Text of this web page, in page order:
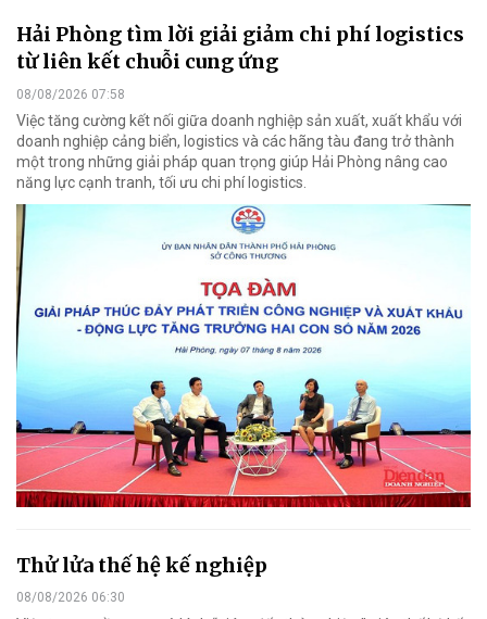
Hải Phòng tìm lời giải giảm chi phí logistics
từ liên kết chuỗi cung ứng
08/08/2026 07:58
Việc tăng cường kết nối giữa doanh nghiệp sản xuất, xuất khẩu với
doanh nghiệp cảng biển, logistics và các hãng tàu đang trở thành
một trong những giải pháp quan trọng giúp Hải Phòng nâng cao
năng lực cạnh tranh, tối ưu chi phí logistics.
Thử lửa thế hệ kế nghiệp
08/08/2026 06:30